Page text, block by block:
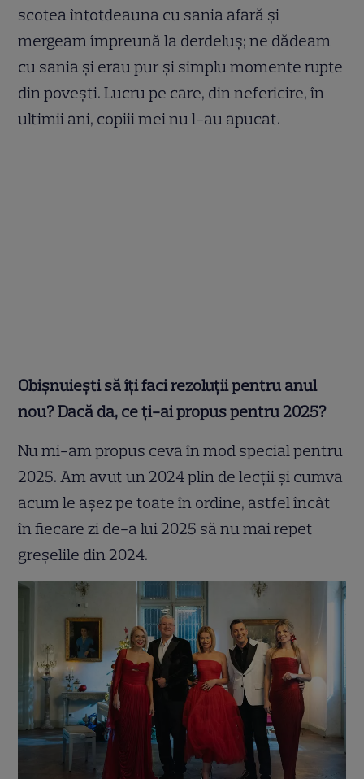
scotea întotdeauna cu sania afară și
mergeam împreună la derdeluș; ne dădeam
cu sania și erau pur și simplu momente rupte
din povești. Lucru pe care, din nefericire, în
ultimii ani, copiii mei nu l-au apucat.
Obișnuiești să îți faci rezoluții pentru anul
nou? Dacă da, ce ți-ai propus pentru 2025?
Nu mi-am propus ceva în mod special pentru
2025. Am avut un 2024 plin de lecții și cumva
acum le așez pe toate în ordine, astfel încât
în fiecare zi de-a lui 2025 să nu mai repet
greșelile din 2024.